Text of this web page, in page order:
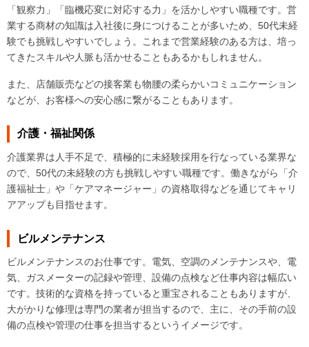
「観察力」「臨機応変に対応する力」を活かしやすい職種です。営
業する商材の知識は入社後に身につけることが多いため、50代未経
験でも挑戦しやすいでしょう。これまで営業経験のある方は、培っ
てきたスキルや人脈も活かせることもあるかもしれません。
また、店舗販売などの接客業も物腰の柔らかいコミュニケーション
などが、お客様への安心感に繋がることもあります。
介護・福祉関係
介護業界は人手不足で、積極的に未経験採用を行なっている業界な
ので、50代の未経験の方も挑戦しやすい職種です。働きながら「介
護福祉士」や「ケアマネージャー」の資格取得などを通じてキャリ
アアップも目指せます。
ビルメンテナンス
ビルメンテナンスのお仕事です。電気、空調のメンテナンスや、電
気、ガスメーターの記録や管理、設備の点検など仕事内容は幅広い
です。技術的な資格を持っていると重宝されることもありますが、
大がかりな修理は専門の業者が担当するので、主に、その手前の設
備の点検や管理の仕事を担当するというイメージです。